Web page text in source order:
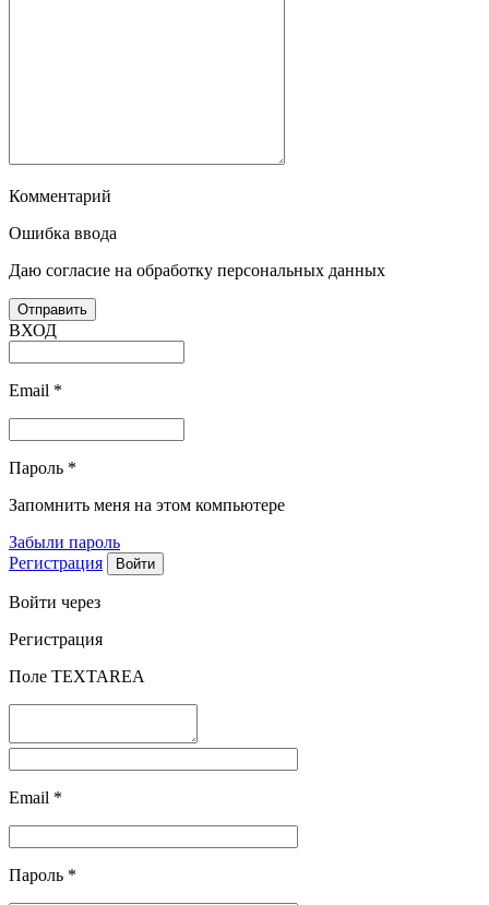
Комментарий
Ошибка ввода
Даю согласие на обработку персональных данных
ВХОД
Email *
Пароль *
Запомнить меня на этом компьютере
Забыли пароль
Регистрация
Войти через
Регистрация
Поле TEXTAREA
Email *
Пароль *